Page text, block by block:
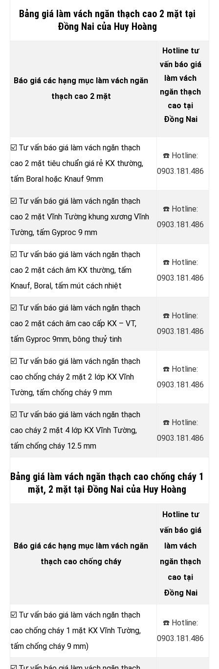
Bảng giá làm vách ngăn thạch cao 2 mặt tại
Đồng Nai của Huy Hoàng
Báo giá các hạng mục làm vách ngăn
thạch cao 2 mặt
Hotline tư
vấn báo giá
làm vách
ngăn thạch
cao tại
Đồng Nai
☑️ Tư vấn báo giá làm vách ngăn thạch
cao 2 mặt tiêu chuẩn giá rẻ KX thường,
tấm Boral hoặc Knauf 9mm
☎️ Hotline:
0903.181.486
☑️ Tư vấn báo giá làm vách ngăn thạch
cao 2 mặt Vĩnh Tường khung xương Vĩnh
Tường, tấm Gyproc 9 mm
☎️ Hotline:
0903.181.486
☑️ Tư vấn báo giá làm vách ngăn thạch
cao 2 mặt cách âm KX thường, tấm
Knauf, Boral, tấm mút cách nhiệt
☎️ Hotline:
0903.181.486
☑️ Tư vấn báo giá làm vách ngăn thạch
cao 2 mặt cách âm cao cấp KX – VT,
tấm Gyproc 9mm, bông thuỷ tinh
☎️ Hotline:
0903.181.486
☑️ Tư vấn báo giá làm vách ngăn thạch
cao chống cháy 2 mặt 2 lớp KX Vĩnh
Tường, tấm chống cháy 9 mm
☎️ Hotline:
0903.181.486
☑️ Tư vấn báo giá làm vách ngăn thạch
cao cháy 2 mặt 4 lớp KX Vĩnh Tường,
tấm chống cháy 12.5 mm
☎️ Hotline:
0903.181.486
Bảng giá làm vách ngăn thạch cao chống cháy 1
mặt, 2 mặt tại Đồng Nai của Huy Hoàng
Báo giá các hạng mục làm vách ngăn
thạch cao chống cháy
Hotline tư
vấn báo giá
làm vách
ngăn thạch
cao tại
Đồng Nai
☑️ Tư vấn báo giá làm vách ngăn thạch
cao chống cháy 1 mặt KX Vĩnh Tường,
tấm chống cháy 9 mm)
☎️ Hotline:
0903.181.486